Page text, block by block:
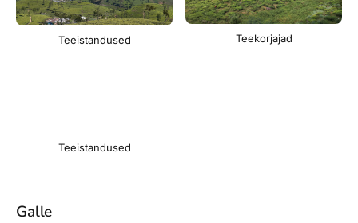
Teeistandused Teekorjajad
Teeistandused
Galle